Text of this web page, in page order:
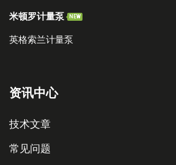
米顿罗计量泵 NEW
英格索兰计量泵
资讯中心
技术文章
常见问题